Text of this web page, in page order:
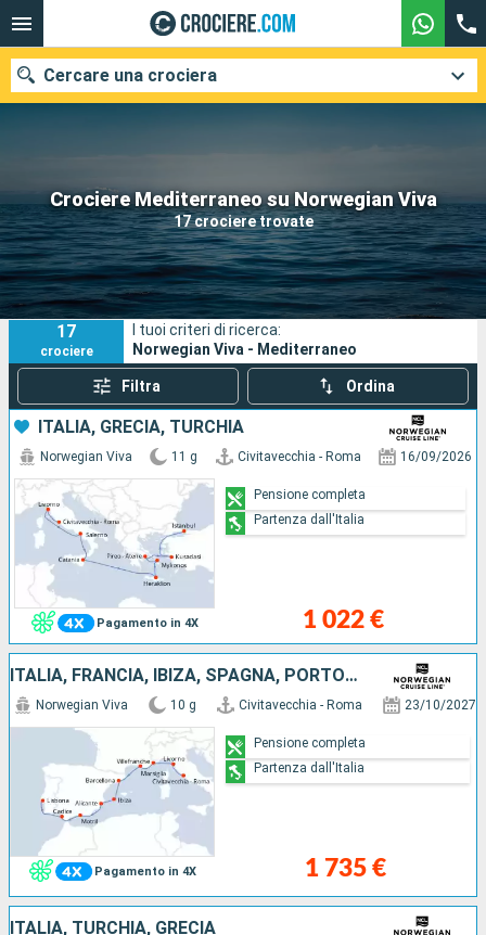
Crociere Mediterraneo su Norwegian Viva
17 crociere trovate
Cercare una crociera
Le nostre destinazioni
Mesi di partenza
Porti Compagnie
Ricerca
17
crociere
I tuoi criteri di ricerca:
Norwegian Viva - Mediterraneo
Filtra Ordina
ITALIA, GRECIA, TURCHIA
Pagamento in 4X
Norwegian Viva 11 g Civitavecchia - Roma 16/09/2026
1 022 €
Pensione completa
Partenza dall'Italia
ITALIA, FRANCIA, IBIZA, SPAGNA, PORTOGALLO
Pagamento in 4X
Norwegian Viva 10 g Civitavecchia - Roma 23/10/2027
1 735 €
Pensione completa
Partenza dall'Italia
ITALIA, TURCHIA, GRECIA